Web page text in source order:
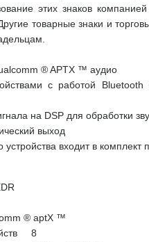
этих знаков
товарные знаки и
® APTX ™ аудио
с работой
на DSP для обработки
выход
входит в комплект
® aptX ™
8